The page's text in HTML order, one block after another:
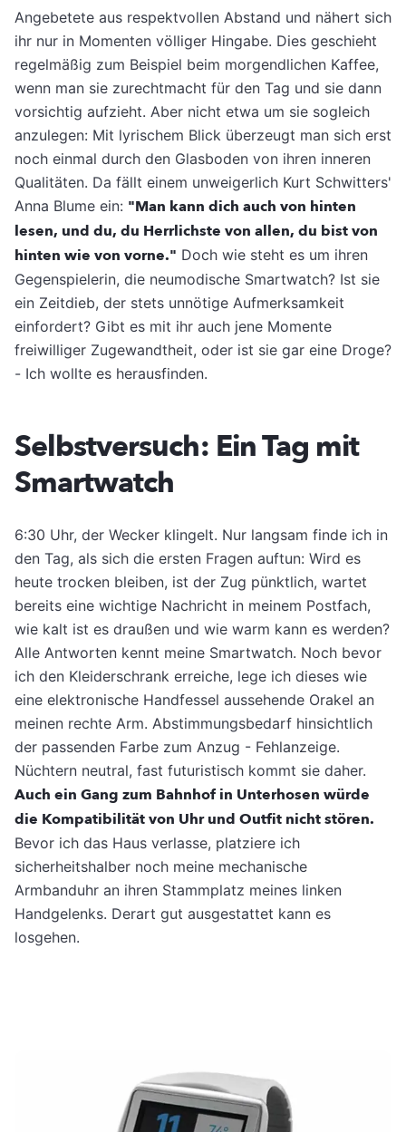
Angebetete aus respektvollen Abstand und nähert sich
ihr nur in Momenten völliger Hingabe. Dies geschieht
regelmäßig zum Beispiel beim morgendlichen Kaffee,
wenn man sie zurechtmacht für den Tag und sie dann
vorsichtig aufzieht. Aber nicht etwa um sie sogleich
anzulegen: Mit lyrischem Blick überzeugt man sich erst
noch einmal durch den Glasboden von ihren inneren
Qualitäten. Da fällt einem unweigerlich Kurt Schwitters'
Anna Blume ein: "Man kann dich auch von hinten
lesen, und du, du Herrlichste von allen, du bist von
hinten wie von vorne." Doch wie steht es um ihren
Gegenspielerin, die neumodische Smartwatch? Ist sie
ein Zeitdieb, der stets unnötige Aufmerksamkeit
einfordert? Gibt es mit ihr auch jene Momente
freiwilliger Zugewandtheit, oder ist sie gar eine Droge?
- Ich wollte es herausfinden.
Selbstversuch: Ein Tag mit
Smartwatch
6:30 Uhr, der Wecker klingelt. Nur langsam finde ich in
den Tag, als sich die ersten Fragen auftun: Wird es
heute trocken bleiben, ist der Zug pünktlich, wartet
bereits eine wichtige Nachricht in meinem Postfach,
wie kalt ist es draußen und wie warm kann es werden?
Alle Antworten kennt meine Smartwatch. Noch bevor
ich den Kleiderschrank erreiche, lege ich dieses wie
eine elektronische Handfessel aussehende Orakel an
meinen rechte Arm. Abstimmungsbedarf hinsichtlich
der passenden Farbe zum Anzug - Fehlanzeige.
Nüchtern neutral, fast futuristisch kommt sie daher.
Auch ein Gang zum Bahnhof in Unterhosen würde
die Kompatibilität von Uhr und Outfit nicht stören.
Bevor ich das Haus verlasse, platziere ich
sicherheitshalber noch meine mechanische
Armbanduhr an ihren Stammplatz meines linken
Handgelenks. Derart gut ausgestattet kann es
losgehen.